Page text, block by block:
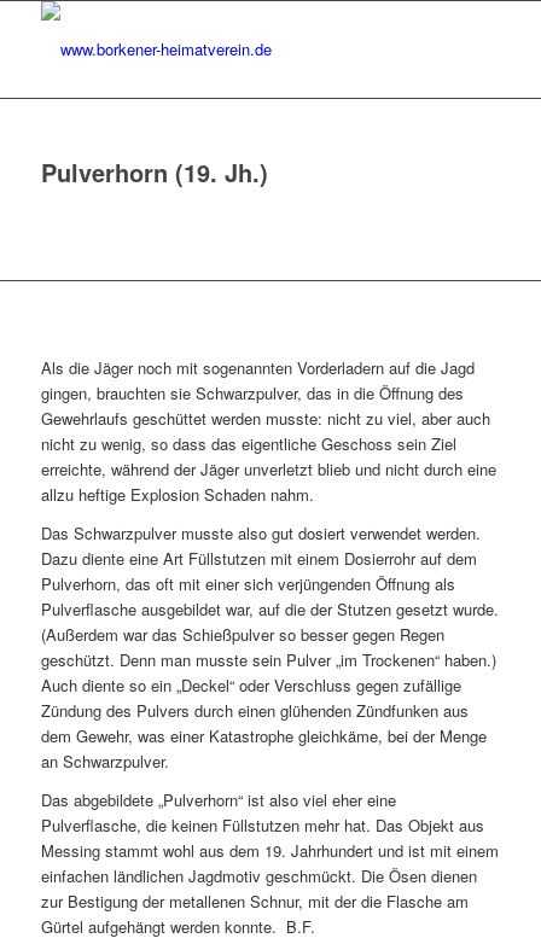
Pulverhorn (19. Jh.)
Als die Jäger noch mit sogenannten Vorderladern auf die Jagd
gingen, brauchten sie Schwarzpulver, das in die Öffnung des
Gewehrlaufs geschüttet werden musste: nicht zu viel, aber auch
nicht zu wenig, so dass das eigentliche Geschoss sein Ziel
erreichte, während der Jäger unverletzt blieb und nicht durch eine
allzu heftige Explosion Schaden nahm.
Das Schwarzpulver musste also gut dosiert verwendet werden.
Dazu diente eine Art Füllstutzen mit einem Dosierrohr auf dem
Pulverhorn, das oft mit einer sich verjüngenden Öffnung als
Pulverflasche ausgebildet war, auf die der Stutzen gesetzt wurde.
(Außerdem war das Schießpulver so besser gegen Regen
geschützt. Denn man musste sein Pulver „im Trockenen“ haben.)
Auch diente so ein „Deckel“ oder Verschluss gegen zufällige
Zündung des Pulvers durch einen glühenden Zündfunken aus
dem Gewehr, was einer Katastrophe gleichkäme, bei der Menge
an Schwarzpulver.
Das abgebildete „Pulverhorn“ ist also viel eher eine
Pulverflasche, die keinen Füllstutzen mehr hat. Das Objekt aus
Messing stammt wohl aus dem 19. Jahrhundert und ist mit einem
einfachen ländlichen Jagdmotiv geschmückt. Die Ösen dienen
zur Bestigung der metallenen Schnur, mit der die Flasche am
Gürtel aufgehängt werden konnte. B.F.